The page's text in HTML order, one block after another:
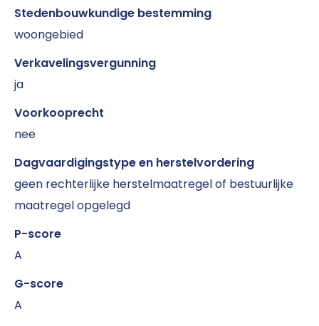
Stedenbouwkundige bestemming
woongebied
Verkavelingsvergunning
ja
Voorkooprecht
nee
Dagvaardigingstype en herstelvordering
geen rechterlijke herstelmaatregel of bestuurlijke
maatregel opgelegd
P-score
A
G-score
A